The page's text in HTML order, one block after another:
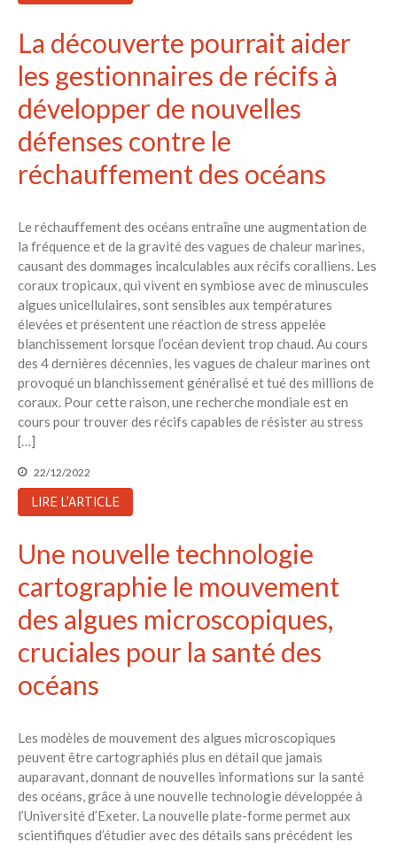
La découverte pourrait aider
les gestionnaires de récifs à
développer de nouvelles
défenses contre le
réchauffement des océans
Le réchauffement des océans entraîne une augmentation de
la fréquence et de la gravité des vagues de chaleur marines,
causant des dommages incalculables aux récifs coralliens. Les
coraux tropicaux, qui vivent en symbiose avec de minuscules
algues unicellulaires, sont sensibles aux températures
élevées et présentent une réaction de stress appelée
blanchissement lorsque l’océan devient trop chaud. Au cours
des 4 dernières décennies, les vagues de chaleur marines ont
provoqué un blanchissement généralisé et tué des millions de
coraux. Pour cette raison, une recherche mondiale est en
cours pour trouver des récifs capables de résister au stress
[…]
22/12/2022
LIRE L'ARTICLE
Une nouvelle technologie
cartographie le mouvement
des algues microscopiques,
cruciales pour la santé des
océans
Les modèles de mouvement des algues microscopiques
peuvent être cartographiés plus en détail que jamais
auparavant, donnant de nouvelles informations sur la santé
des océans, grâce à une nouvelle technologie développée à
l’Université d’Exeter. La nouvelle plate-forme permet aux
scientifiques d’étudier avec des détails sans précédent les